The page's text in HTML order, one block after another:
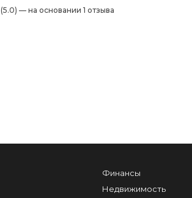
(5.0) — на основании 1 отзыва
Финансы
Недвижимость